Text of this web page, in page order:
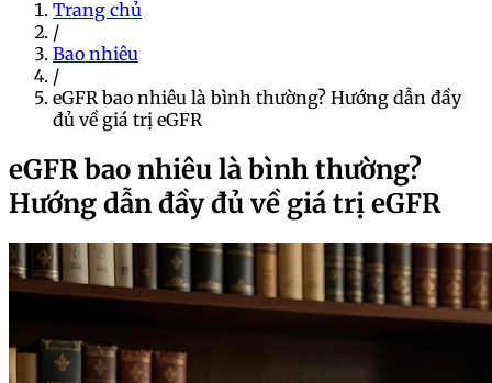
Trang chủ
/
Bao nhiêu
/
eGFR bao nhiêu là bình thường? Hướng dẫn đầy
đủ về giá trị eGFR
eGFR bao nhiêu là bình thường?
Hướng dẫn đầy đủ về giá trị eGFR